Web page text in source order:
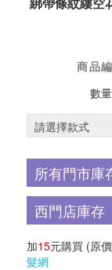
商品
數量
所有門市庫
西門店庫存
加15元購買 (原
髮網